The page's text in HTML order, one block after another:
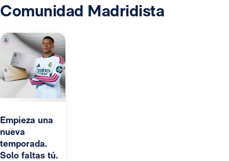
Comunidad Madridista
Empieza una
nueva
temporada.
Solo faltas tú.